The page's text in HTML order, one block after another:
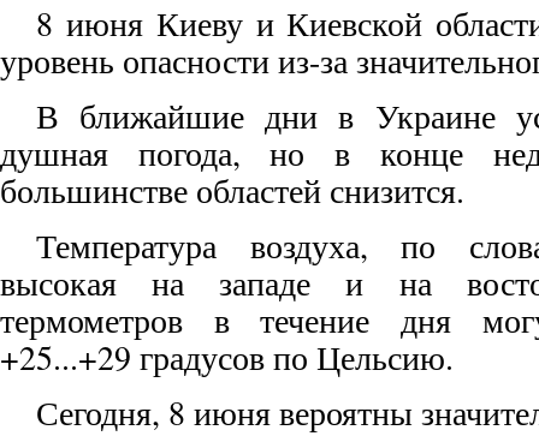
8 июня Киеву и Киевской
уровень опасности из-за
В ближайшие дни в Украине
душная погода, но в конце
большинстве областей снизится.
Температура воздуха, по
высокая на западе и на
термометров в течение дня
+25...+29 градусов по Цельсию.
Сегодня, 8 июня вероятны